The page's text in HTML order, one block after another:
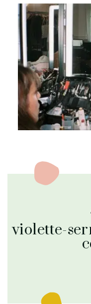
violette-